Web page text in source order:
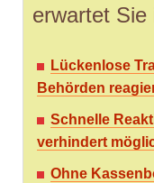
erwartet Sie
Lückenlose
Behörden
Schnelle
verhindert
Ohne